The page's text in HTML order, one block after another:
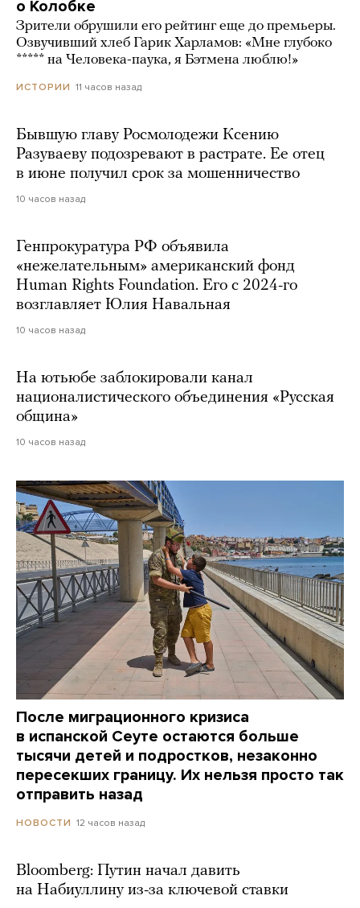
о Колобке
Зрители обрушили его рейтинг еще до премьеры.
Озвучивший хлеб Гарик Харламов: «Мне глубоко
***** на Человека-паука, я Бэтмена люблю!»
ИСТОРИИ 11 часов назад
Бывшую главу Росмолодежи Ксению
Разуваеву подозревают в растрате. Ее отец
в июне получил срок за мошенничество
10 часов назад
Генпрокуратура РФ объявила
«нежелательным» американский фонд
Human Rights Foundation. Его с 2024-го
возглавляет Юлия Навальная
10 часов назад
На ютьюбе заблокировали канал
националистического объединения «Русская
община»
10 часов назад
После миграционного кризиса
в испанской Сеуте остаются больше
тысячи детей и подростков, незаконно
пересекших границу. Их нельзя просто так
отправить назад
НОВОСТИ 12 часов назад
Bloomberg: Путин начал давить
на Набиуллину из-за ключевой ставки